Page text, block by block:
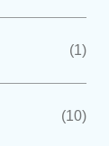
(1)
(10)